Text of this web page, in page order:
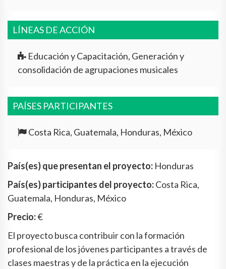
LÍNEAS DE ACCIÓN
Educación y Capacitación, Generación y
consolidación de agrupaciones musicales
PAÍSES PARTICIPANTES
Costa Rica, Guatemala, Honduras, México
País(es) que presentan el proyecto: Honduras
País(es) participantes del proyecto:Costa Rica,
Guatemala, Honduras, México
Precio:€
El proyecto busca contribuir con la formación
profesional de los jóvenes participantes a través de
clases maestras y de la práctica en la ejecución